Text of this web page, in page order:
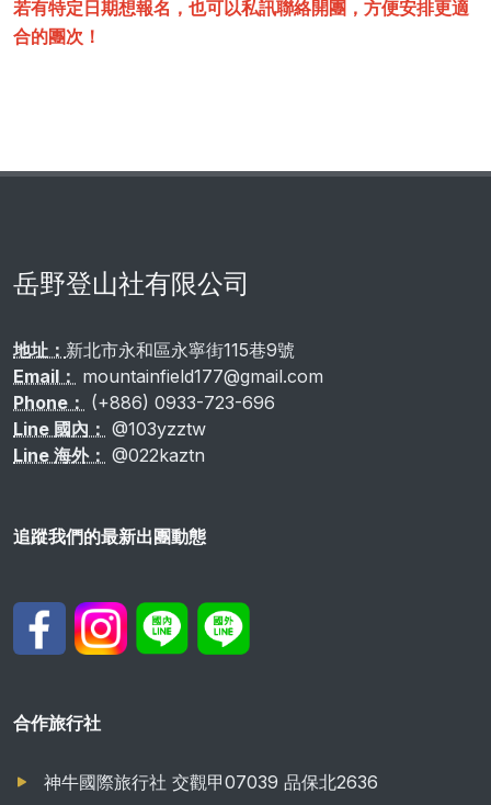
若有特定日期想報名，也可以私訊聯絡開團，方便安排更適
合的團次！
岳野登山社有限公司
地址： 新北市永和區永寧街115巷9號
Email： mountainfield177@gmail.com
Phone： (+886) 0933-723-696
Line 國內： @103yzztw
Line 海外： @022kaztn
追蹤我們的最新出團動態
合作旅行社
神牛國際旅行社 交觀甲07039 品保北2636